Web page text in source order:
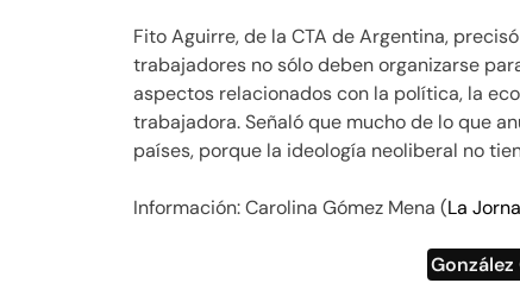
Fito Aguirre, de la CTA de Argentina,
trabajadores no sólo deben organizarse
aspectos relacionados con la política, la
trabajadora. Señaló que mucho de lo que
países, porque la ideología neoliberal no
Información: Carolina Gómez Mena (La